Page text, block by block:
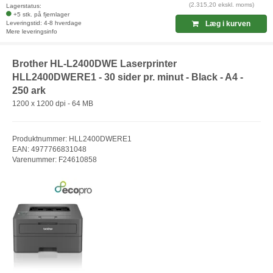
Lagerstatus:
+5 stk. på fjernlager
Leveringstid: 4-8 hverdage
Mere leveringsinfo
(2.315,20 ekskl. moms)
Læg i kurven
Brother HL-L2400DWE Laserprinter
HLL2400DWERE1 - 30 sider pr. minut - Black - A4 -
250 ark
1200 x 1200 dpi - 64 MB
Produktnummer: HLL2400DWERE1
EAN: 4977766831048
Varenummer: F24610858